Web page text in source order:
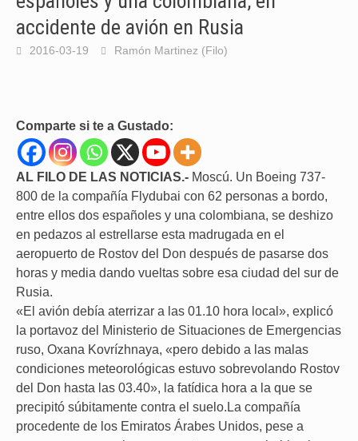
accidente de avión en Rusia
2016-03-19 Ramón Martinez (Filo)
Comparte si te a Gustado:
AL FILO DE LAS NOTICIAS.- Moscú. Un Boeing 737-
800 de la compañía Flydubai con 62 personas a bordo,
entre ellos dos españoles y una colombiana, se deshizo
en pedazos al estrellarse esta madrugada en el
aeropuerto de Rostov del Don después de pasarse dos
horas y media dando vueltas sobre esa ciudad del sur de
Rusia.
«El avión debía aterrizar a las 01.10 hora local», explicó
la portavoz del Ministerio de Situaciones de Emergencias
ruso, Oxana Kovrízhnaya, «pero debido a las malas
condiciones meteorológicas estuvo sobrevolando Rostov
del Don hasta las 03.40», la fatídica hora a la que se
precipitó súbitamente contra el suelo.La compañía
procedente de los Emiratos Árabes Unidos, pese a